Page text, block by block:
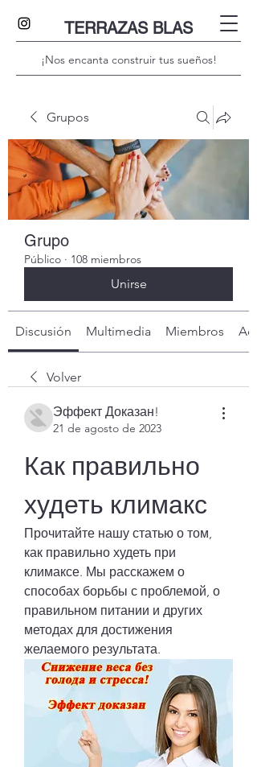
TERRAZAS BLAS
¡Nos encanta construir tus sueños!
Grupos
Grupo
Público · 108 miembros
Unirse
Discusión Multimedia Miembros
Volver
Эффект Доказан!
21 de agosto de 2023
Как правильно
худеть климакс
Прочитайте нашу статью о том,
как правильно худеть при
климаксе. Мы расскажем о
способах борьбы с проблемой, о
правильном питании и других
методах для достижения
желаемого результата.